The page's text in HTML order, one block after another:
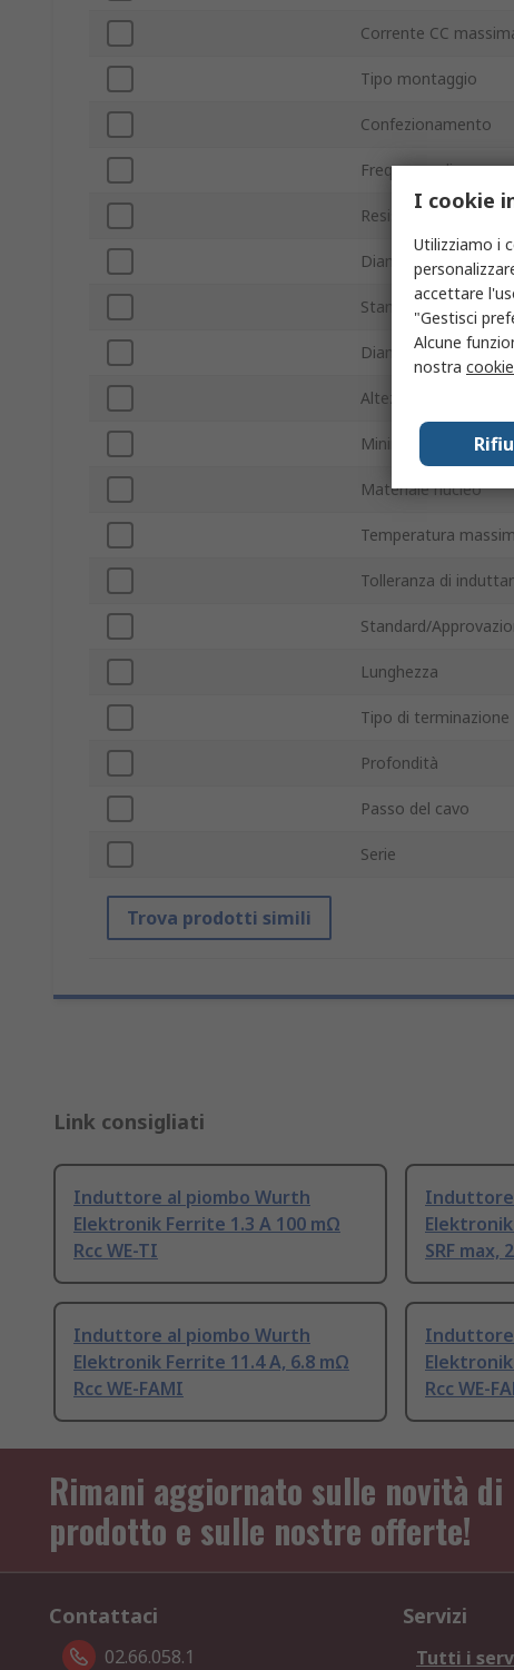
Corrente CC
Tipo montaggio
Confezionamento
Frequenza di prova
Resistenza in CC
Diametro
Standard
Diametro cavo
Altezza
Minima temperatura
Materiale nucleo
Temperatura
Tolleranza di
Standard/
Lunghezza
Tipo di terminazione
Profondità
Passo del cavo
Serie
Trova prodotti simili
Link consigliati
Induttore al piombo Wurth
Elektronik Ferrite 1.3 A 100 mΩ
Rcc WE-TI
Induttore
SRF max,
Induttore al piombo Wurth
Elektronik Ferrite 11.4 A, 6.8 mΩ
Rcc WE-FAMI
Induttore
Rcc WE-
Rimani aggiornato sulle novità di
prodotto e sulle nostre offerte!
Contattaci
02.66.058.1
Servizi
Tutti i
I cookie
Utilizziamo i
accettare
"Gestisci
Alcune
nostra